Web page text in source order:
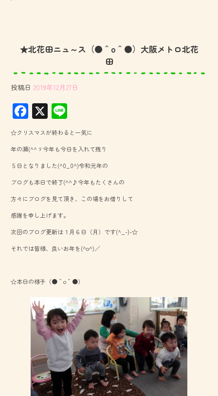
★北花田ニュ～ス（●＾o＾●）大阪メトロ北花
田
投稿日 2019年12月27日
F
ac
e
b
o
ok
X
ne
☆クリスマスが終わると一気に
年の瀬(^^ゞ今年も今日を入れて残り
５日となりました(^0_0^)令和元年の
ブログも本日で終了(^^♪今年もたくさんの
方々にブログを見て頂き、この場をお借りして
感謝を申し上げます。
次回のブログ更新は１月６日（月）です(^_-)-☆
それでは皆様、良いお年を(^o^)／
☆本日の様子（●＾o＾●）